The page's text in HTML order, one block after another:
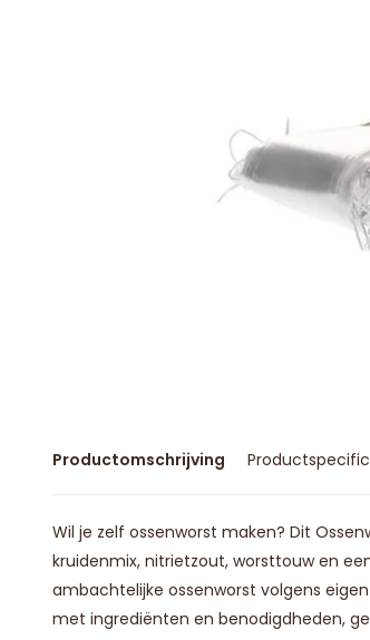
Productomschrijving
Wil je zelf ossenworst maken? Dit
kruidenmix, nitrietzout, worsttouw en
ambachtelijke ossenworst volgens
met ingrediënten en benodigdheden,